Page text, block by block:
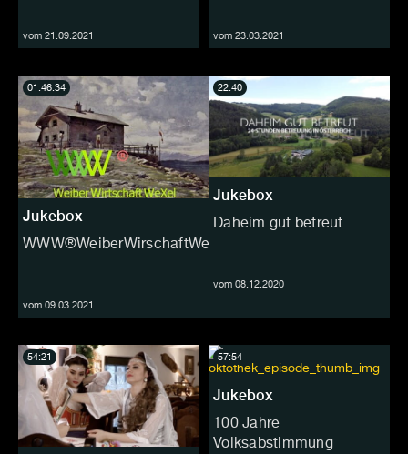
vom 21.09.2021 vom 23.03.2021
Jukebox
WWW®WeiberWirschaftWeXel
vom 09.03.2021
01:46:34
Jukebox
Daheim gut betreut
vom 08.12.2020
22:40
54:21
Jukebox
100 Jahre
Volksabstimmung
57:54